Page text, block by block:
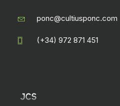
ponc@cultiusponc.com
(+34) 972 871 451